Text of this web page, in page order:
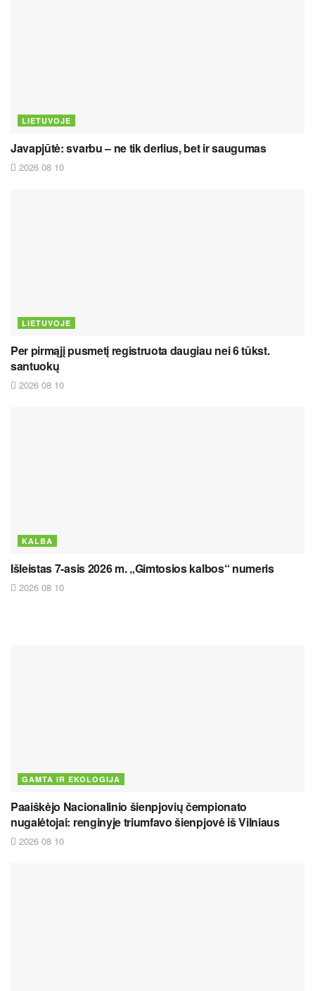
LIETUVOJE
Javapjūtė: svarbu – ne tik derlius, bet ir saugumas
2026 08 10
LIETUVOJE
Per pirmąjį pusmetį registruota daugiau nei 6 tūkst.
santuokų
2026 08 10
KALBA
Išleistas 7-asis 2026 m. „Gimtosios kalbos“ numeris
2026 08 10
GAMTA IR EKOLOGIJA
Paaiškėjo Nacionalinio šienpjovių čempionato
nugalėtojai: renginyje triumfavo šienpjovė iš Vilniaus
2026 08 10